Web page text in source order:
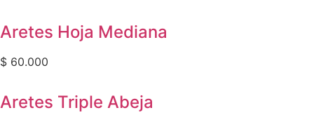
Aretes Hoja Mediana
$ 60.000
Aretes Triple Abeja